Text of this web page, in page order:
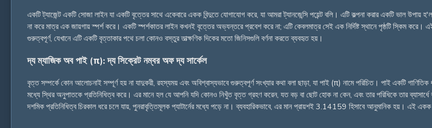
একটি ট্যাজেন্ট একটি সোজা লাইন যা একটি বৃত্তের সাথে একেবারে একক বিন্দুতে যোগাযোগ করে, যা আমরা ট্যানজেন্সি পয়েন্ট বলি। এটি কল্পনা করার একটি ভাল
না করে মাত্র এক জায়গায় স্পর্শ করে। একটি স্পর্শকাতর লাইন কখনই বৃত্তের অভ্যন্তরে প্রবেশ করে না; এটি কেবলমাত্র সেই এক নির্দিষ্ট স্থানে পৃষ্ঠটি স্কিম করে। এই
গুরুত্বপূর্ণ, যেখানে এটি একটি বৃত্তাকার পথে চলা কোনও বস্তুর তাত্ক্ষণিক দিকের মতো জিনিসগুলি বর্ণনা করতে ব্যবহৃত হয়।
দ্য ম্যাজিক অব পাই (π): দ্য সিক্রেট নম্বর অফ দ্য সার্কেল
বৃত্ত সম্পর্কে কোন আলোচনাই সম্পূর্ণ হয় না যাদুকরী, রহস্যময় এবং অবিশ্বাস্যভাবে গুরুত্বপূর্ণ সংখ্যার কথা বলা ছাড়া, যা পাই (π) নামে পরিচিত। পাই একটি
মধ্যে স্থির অনুপাতকে প্রতিনিধিত্ব করে। এর মানে হল যে আপনি যদি কোনও নিখুঁত বৃত্ত গ্রহণ করেন, যত বড় বা ছোট হোক না কেন, এবং তার পরিধিকে তার
দশমিক প্রতিনিধিত্ব চিরকাল ধরে চলে যায়, পুনরাবৃত্তিমূলক প্যাটার্নের মধ্যে পড়ে না। ব্যবহারিকভাবে, এর মান প্রায়শই 3.14159 হিসাবে আনুমানিক হয়। এই